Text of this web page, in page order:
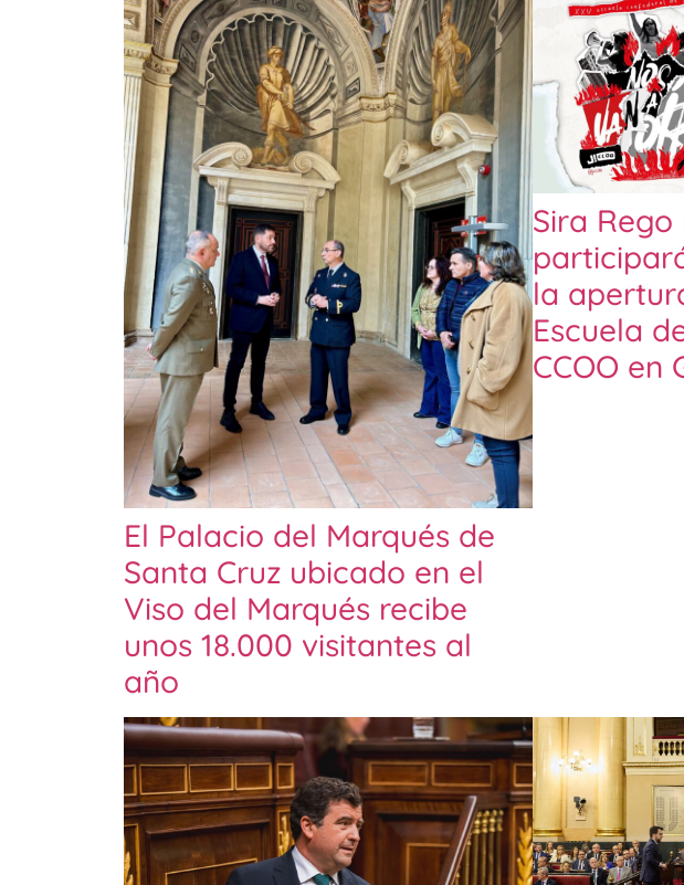
El Palacio del Marqués de
Santa Cruz ubicado en el
Viso del Marqués recibe
unos 18.000 visitantes al
año
Sira
la
Escuela
CCOO en